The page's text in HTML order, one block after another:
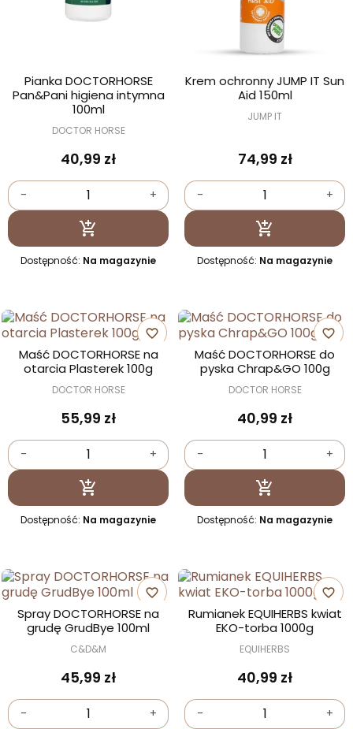
Pianka DOCTORHORSE
Pan&Pani higiena intymna
100ml
DOCTOR HORSE
40,99 zł
- +
 Dodaj do koszyka
Dostępność: Na magazynie
Krem ochronny JUMP IT Sun
Aid 150ml
JUMP IT
74,99 zł
- +
 Dodaj do
Dostępność: Na magazynie
favorite_border
Maść DOCTORHORSE na
otarcia Plasterek 100g
DOCTOR HORSE
55,99 zł
- +
 Dodaj do koszyka
Dostępność: Na magazynie
favorite_border
Maść DOCTORHORSE do
pyska Chrap&GO 100g
DOCTOR HORSE
40,99 zł
- +
 Dodaj do
Dostępność: Na magazynie
favorite_border
Spray DOCTORHORSE na
grudę GrudBye 100ml
C&D&M
45,99 zł
- +
favorite_border
Rumianek EQUIHERBS kwiat
EKO-torba 1000g
EQUIHERBS
40,99 zł
- +